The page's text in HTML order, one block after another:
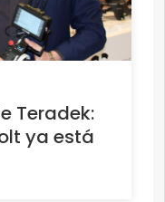
Teradek:
ya está